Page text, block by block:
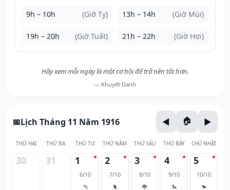
9h – 10h (Giờ Tỵ) 13h – 14h (Giờ Mùi)
19h – 20h (Giờ Tuất) 21h – 22h (Giờ Hợi)
Hãy xem mỗi ngày là một cơ hội để trở nên tốt hơn.
— Khuyết Danh
Lịch Tháng 11 Năm 1916
THỨ HAI THỨ BA THỨ TƯ THỨ NĂM THỨ SÁU THỨ BẢY CHỦ NHẬT
30 31 1
6/10
🐅
2
7/10
🐈
3
8/10
🐉
4
9/10
🐍
5
10/10
🐎